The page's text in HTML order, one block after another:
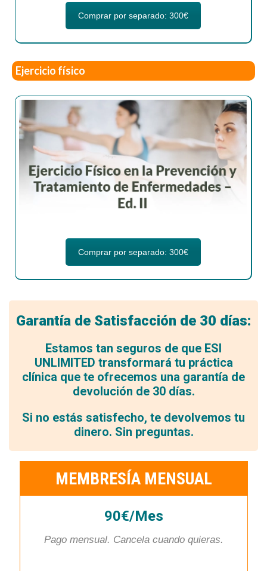
Comprar por separado: 300€
Ejercicio físico
Comprar por separado: 300€
Garantía de Satisfacción de 30 días:
Estamos tan seguros de que ESI
UNLIMITED transformará tu práctica
clínica que te ofrecemos una garantía de
devolución de 30 días.
Si no estás satisfecho, te devolvemos tu
dinero. Sin preguntas.
MEMBRESÍA MENSUAL
90€/Mes
Pago mensual. Cancela cuando quieras.